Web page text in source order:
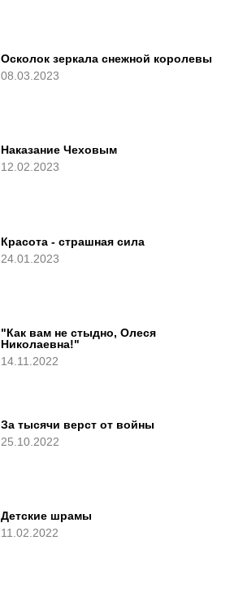
Осколок зеркала снежной королевы
08.03.2023
Наказание Чеховым
12.02.2023
Красота - страшная сила
24.01.2023
"Как вам не стыдно, Олеся
Николаевна!"
14.11.2022
За тысячи верст от войны
25.10.2022
Детские шрамы
11.02.2022